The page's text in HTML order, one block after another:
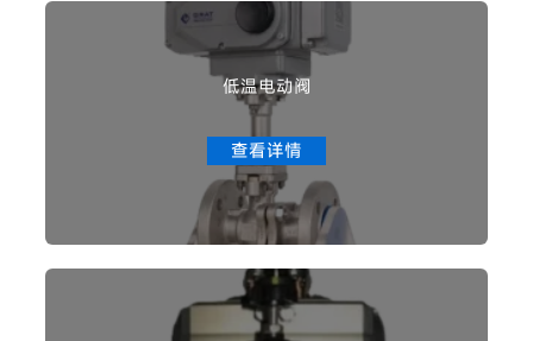
低温电动阀
查看详情